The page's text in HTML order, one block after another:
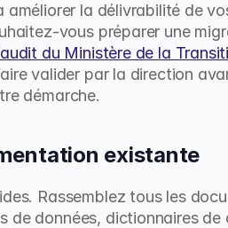
la délivrabilité de
vous préparer une
du Ministère de la
valider par la direction
démarche.
existante
Rassemblez tous les
données, dictionnaires de